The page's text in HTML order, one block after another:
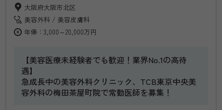
大阪府大阪市北区
美容外科
美容皮膚科
年俸：3,000～20,000万円
【美容医療未経験者でも歓迎！業界No.1の高待
遇】
急成長中の美容外科クリニック、TCB東京中央美
容外科の梅田茶屋町院で常勤医師を募集！